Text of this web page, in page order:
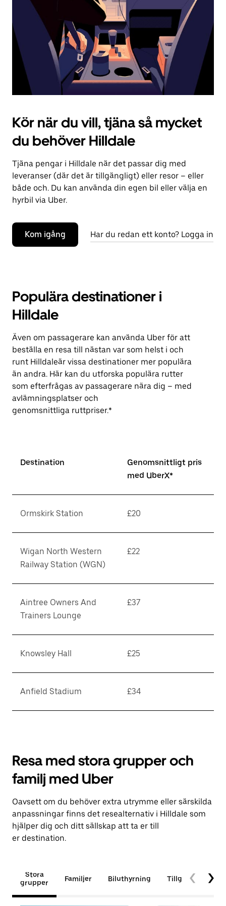
kalendern.
Kör när du vill, tjäna så mycket
du behöver Hilldale
Tjäna pengar i Hilldale när det passar dig med
leveranser (där det är tillgängligt) eller resor – eller
både och. Du kan använda din egen bil eller välja en
hyrbil via Uber.
Kom igång Har du redan ett konto? Logga in
Populära destinationer i
Hilldale
Även om passagerare kan använda Uber för att
beställa en resa till nästan var som helst i och
runt Hilldaleär vissa destinationer mer populära
än andra. Här kan du utforska populära rutter
som efterfrågas av passagerare nära dig – med
avlämningsplatser och
genomsnittliga ruttpriser.*
Destination
Genomsnittligt pris
med UberX*
Ormskirk Station £20
Wigan North Western
Railway Station (WGN)
£22
Aintree Owners And
Trainers Lounge
£37
Knowsley Hall £25
Anfield Stadium £34
Resa med stora grupper och
familj med Uber
Oavsett om du behöver extra utrymme eller särskilda
anpassningar finns det resealternativ i Hilldale som
hjälper dig och ditt sällskap att ta er till
er destination.
Stora
grupper
Familjer Biluthyrning Tillgänglighet